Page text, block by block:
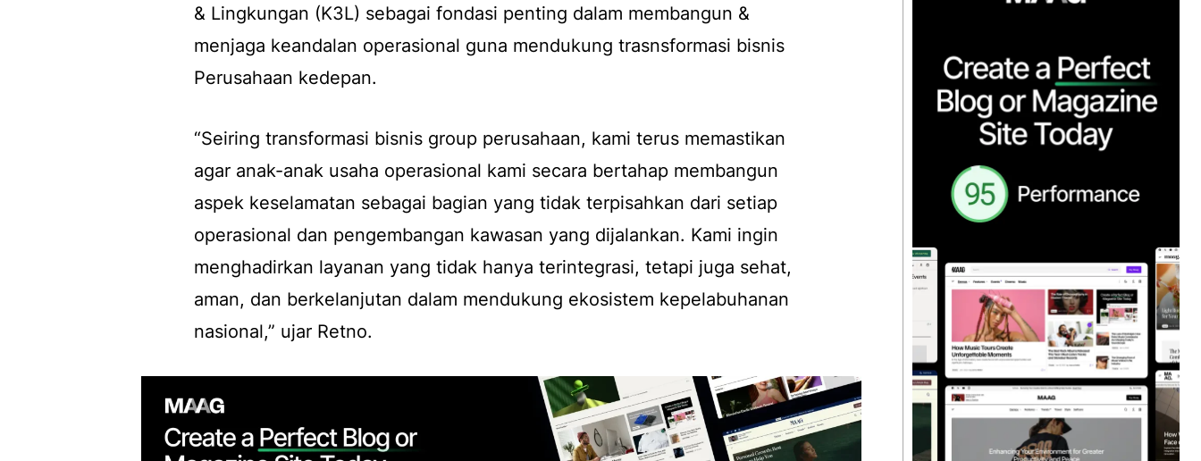
& Lingkungan (K3L) sebagai fondasi penting dalam membangun &
menjaga keandalan operasional guna mendukung trasnsformasi bisnis
Perusahaan kedepan.
“Seiring transformasi bisnis group perusahaan, kami terus memastikan
agar anak-anak usaha operasional kami secara bertahap membangun
aspek keselamatan sebagai bagian yang tidak terpisahkan dari setiap
operasional dan pengembangan kawasan yang dijalankan. Kami ingin
menghadirkan layanan yang tidak hanya terintegrasi, tetapi juga sehat,
aman, dan berkelanjutan dalam mendukung ekosistem kepelabuhanan
nasional,” ujar Retno.